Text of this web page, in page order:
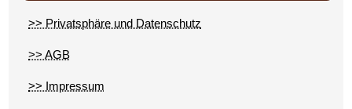
>> Privatsphäre und Datenschutz
>> AGB
>> Impressum